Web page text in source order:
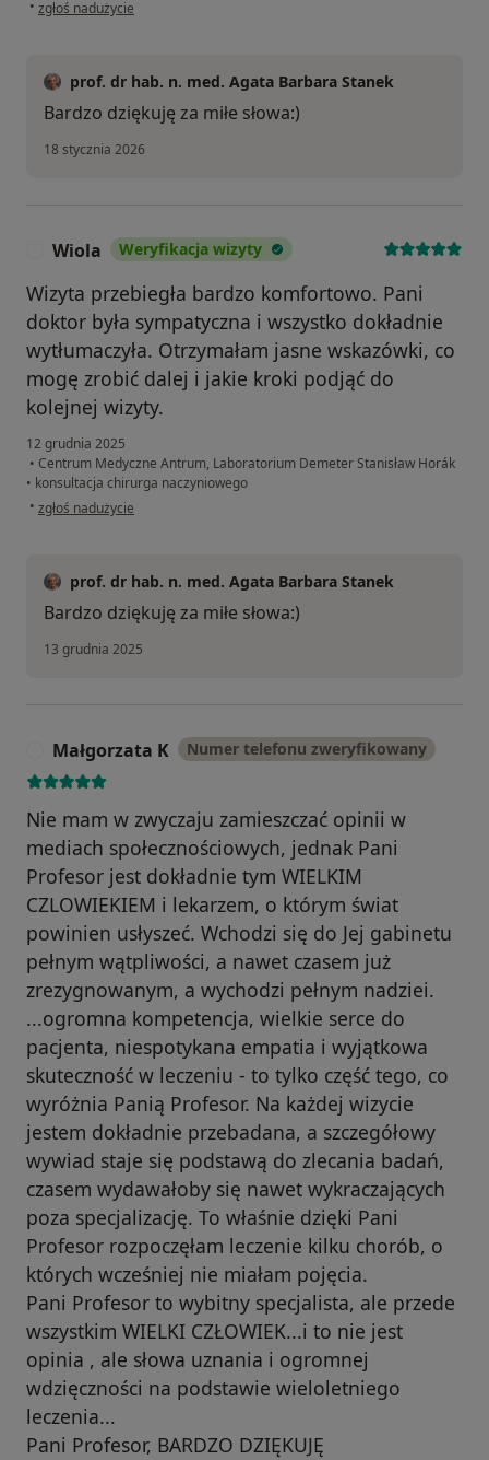
• zgłoś nadużycie
prof. dr hab. n. med. Agata Barbara Stanek
Bardzo dziękuję za miłe słowa:)
18 stycznia 2026
Wiola Weryfikacja wizyty
Wizyta przebiegła bardzo komfortowo. Pani
doktor była sympatyczna i wszystko dokładnie
wytłumaczyła. Otrzymałam jasne wskazówki, co
mogę zrobić dalej i jakie kroki podjąć do
kolejnej wizyty.
12 grudnia 2025
• Centrum Medyczne Antrum, Laboratorium Demeter Stanisław Horák
• konsultacja chirurga naczyniowego
• w opinii użytkownika Wiola
zgłoś nadużycie
prof. dr hab. n. med. Agata Barbara Stanek
Bardzo dziękuję za miłe słowa:)
13 grudnia 2025
Małgorzata K Numer telefonu zweryfikowany
Nie mam w zwyczaju zamieszczać opinii w
mediach społecznościowych, jednak Pani
Profesor jest dokładnie tym WIELKIM
CZLOWIEKIEM i lekarzem, o którym świat
powinien usłyszeć. Wchodzi się do Jej gabinetu
pełnym wątpliwości, a nawet czasem już
zrezygnowanym, a wychodzi pełnym nadziei.
...ogromna kompetencja, wielkie serce do
pacjenta, niespotykana empatia i wyjątkowa
skuteczność w leczeniu - to tylko część tego, co
wyróżnia Panią Profesor. Na każdej wizycie
jestem dokładnie przebadana, a szczegółowy
wywiad staje się podstawą do zlecania badań,
czasem wydawałoby się nawet wykraczających
poza specjalizację. To właśnie dzięki Pani
Profesor rozpoczęłam leczenie kilku chorób, o
których wcześniej nie miałam pojęcia.
Pani Profesor to wybitny specjalista, ale przede
wszystkim WIELKI CZŁOWIEK...i to nie jest
opinia , ale słowa uznania i ogromnej
wdzięczności na podstawie wieloletniego
leczenia...
Pani Profesor, BARDZO DZIĘKUJĘ